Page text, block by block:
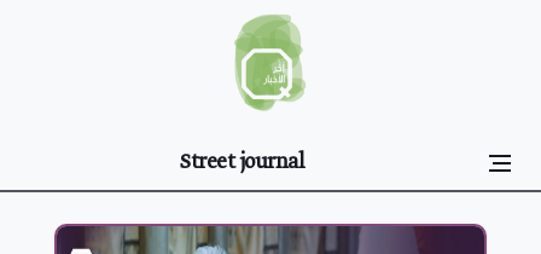
Street journal